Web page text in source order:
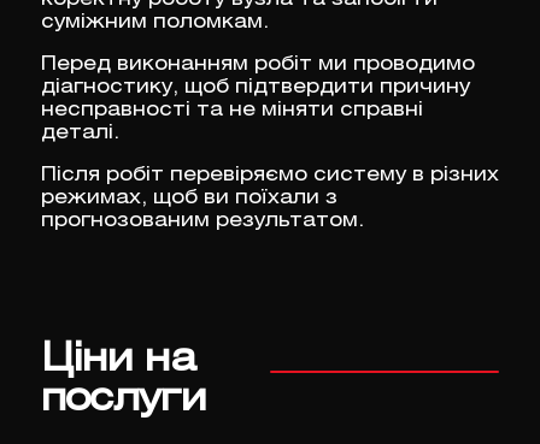
суміжним поломкам.
Перед виконанням робіт ми проводимо
діагностику, щоб підтвердити причину
несправності та не міняти справні
деталі.
Після робіт перевіряємо систему в різних
режимах, щоб ви поїхали з
прогнозованим результатом.
Ціни на
послуги